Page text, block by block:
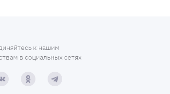
к нашим
в социальных сетях